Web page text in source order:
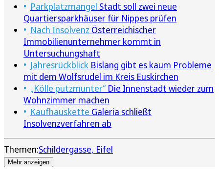
Parkplatzmangel Stadt soll zwei neue
Quartiersparkhäuser für Nippes prüfen
Nach Insolvenz Österreichischer
Immobilienunternehmer kommt in
Untersuchungshaft
Jahresrückblick Bislang gibt es kaum Probleme
mit dem Wolfsrudel im Kreis Euskirchen
„Kölle putzmunter“ Die Innenstadt wieder zum
Wohnzimmer machen
Kaufhauskette Galeria schließt
Insolvenzverfahren ab
Themen:Schildergasse Eifel
Mehr anzeigen